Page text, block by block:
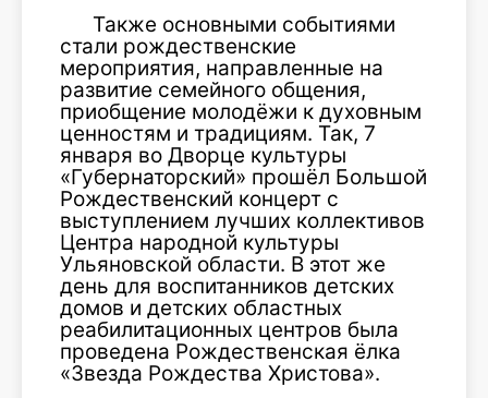
Также основными событиями
стали рождественские
мероприятия, направленные на
развитие семейного общения,
приобщение молодёжи к духовным
ценностям и традициям. Так, 7
января во Дворце культуры
«Губернаторский» прошёл Большой
Рождественский концерт с
выступлением лучших коллективов
Центра народной культуры
Ульяновской области. В этот же
день для воспитанников детских
домов и детских областных
реабилитационных центров была
проведена Рождественская ёлка
«Звезда Рождества Христова».